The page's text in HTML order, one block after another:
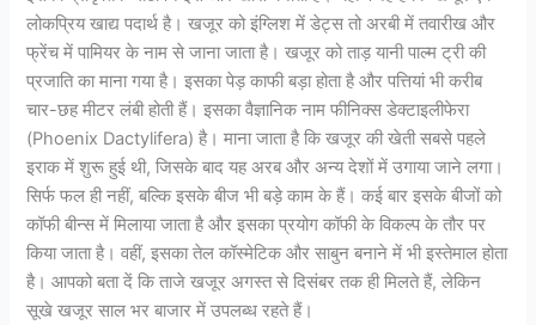
लोकप्रिय खाद्य पदार्थ है। खजूर को इंग्लिश में डेट्स तो अरबी में तवारीख और
फ्रेंच में पामियर के नाम से जाना जाता है। खजूर को ताड़ यानी पाल्म ट्री की
प्रजाति का माना गया है। इसका पेड़ काफी बड़ा होता है और पत्तियां भी करीब
चार-छह मीटर लंबी होती हैं। इसका वैज्ञानिक नाम फीनिक्स डेक्टाइलीफेरा
(Phoenix Dactylifera) है। माना जाता है कि खजूर की खेती सबसे पहले
इराक में शुरू हुई थी, जिसके बाद यह अरब और अन्य देशों में उगाया जाने लगा।
सिर्फ फल ही नहीं, बल्कि इसके बीज भी बड़े काम के हैं। कई बार इसके बीजों को
कॉफी बीन्स में मिलाया जाता है और इसका प्रयोग कॉफी के विकल्प के तौर पर
किया जाता है। वहीं, इसका तेल कॉस्मेटिक और साबुन बनाने में भी इस्तेमाल होता
है। आपको बता दें कि ताजे खजूर अगस्त से दिसंबर तक ही मिलते हैं, लेकिन
सूखे खजूर साल भर बाजार में उपलब्ध रहते हैं।